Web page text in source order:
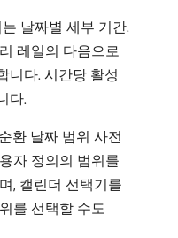
날짜별 세부 기간.
레일의 다음으로
니다. 시간당 활성
다.
환 날짜 범위 사전
자 정의의 범위를
, 캘린더 선택기를
를 선택할 수도